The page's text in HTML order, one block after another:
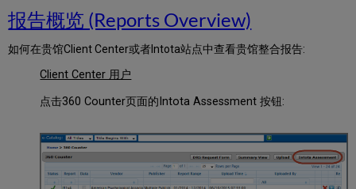
据
用
报
中
列
告
报告概览 (Reports Overview)
如何在贵馆Client Center或者Intota站点中查看贵馆整合报告:
Client Center 用户
点击360 Counter页面的Intota Assessment 按钮: